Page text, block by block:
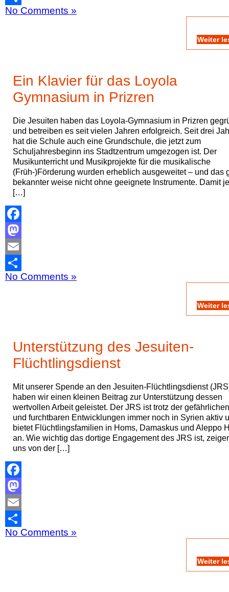
Teilen
No Comments »
Weiter
Ein Klavier für das Loyola
Gymnasium in Prizren
Die Jesuiten haben das Loyola-Gymnasium in Prizren
und betreiben es seit vielen Jahren erfolgreich. Seit drei
hat die Schule auch eine Grundschule, die jetzt zum
Schuljahresbeginn ins Stadtzentrum umgezogen ist. Der
Musikunterricht und Musikprojekte für die musikalische
(Früh-)Förderung wurden erheblich ausgeweitet – und das
bekannter weise nicht ohne geeignete Instrumente. Damit
[…]
Facebook
Mastodon
Email
Teilen
No Comments »
Weiter
Unterstützung des Jesuiten-
Flüchtlingsdienst
Mit unserer Spende an den Jesuiten-Flüchtlingsdienst
haben wir einen kleinen Beitrag zur Unterstützung dessen
wertvollen Arbeit geleistet. Der JRS ist trotz der
und furchtbaren Entwicklungen immer noch in Syrien aktiv
bietet Flüchtlingsfamilien in Homs, Damaskus und Aleppo
an. Wie wichtig das dortige Engagement des JRS ist,
uns von der […]
Facebook
Mastodon
Email
Teilen
No Comments »
Weiter